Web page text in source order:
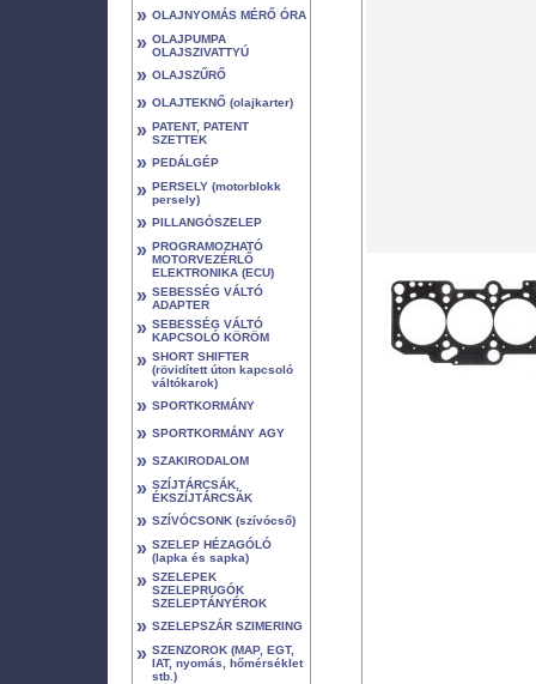
» OLAJNYOMÁS MÉRŐ ÓRA
» OLAJPUMPA
OLAJSZIVATTYÚ
» OLAJSZŰRŐ
» OLAJTEKNŐ (olajkarter)
» PATENT, PATENT
SZETTEK
» PEDÁLGÉP
» PERSELY (motorblokk
persely)
» PILLANGÓSZELEP
» PROGRAMOZHATÓ
MOTORVEZÉRLŐ
ELEKTRONIKA (ECU)
» SEBESSÉG VÁLTÓ
ADAPTER
» SEBESSÉG VÁLTÓ
KAPCSOLÓ KÖRÖM
» SHORT SHIFTER
(rövidített úton kapcsoló
váltókarok)
» SPORTKORMÁNY
» SPORTKORMÁNY AGY
» SZAKIRODALOM
» SZÍJTÁRCSÁK,
ÉKSZÍJTÁRCSÁK
» SZÍVÓCSONK (szívócső)
» SZELEP HÉZAGÓLÓ
(lapka és sapka)
» SZELEPEK
SZELEPRUGÓK
SZELEPTÁNYÉROK
» SZELEPSZÁR SZIMERING
» SZENZOROK (MAP, EGT,
IAT, nyomás, hőmérséklet
stb.)